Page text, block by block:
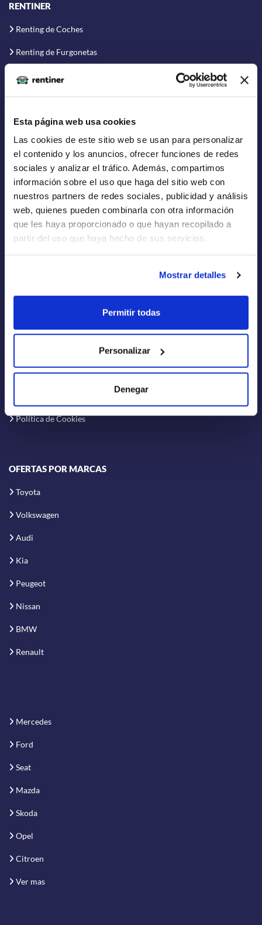
Esta página web usa cookies
Las cookies de este sitio web se usan para personalizar
el contenido y los anuncios, ofrecer funciones de redes
sociales y analizar el tráfico. Además, compartimos
información sobre el uso que haga del sitio web con
nuestros partners de redes sociales, publicidad y análisis
web, quienes pueden combinarla con otra información
que les haya proporcionado o que hayan recopilado a
partir del uso que haya hecho de sus servicios.
Mostrar detalles
Permitir todas
Personalizar
Denegar
RENTINER
Renting de Coches
Renting de Furgonetas
Renting Flexible
Renting Corto Plazo
Renting Coche Eléctrico
Empresas de Renting
Renting a Medida
Quiénes Somos
FAQs
Calculadora de Renting
Aviso Legal
Política de Cookies
OFERTAS POR MARCAS
Toyota
Volkswagen
Audi
Kia
Peugeot
Nissan
BMW
Renault
Mercedes
Ford
Seat
Mazda
Skoda
Opel
Citroen
Ver mas